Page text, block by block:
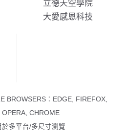
立德天空學院
大愛感恩科技
BROWSERS：EDGE, FIREFOX,
OPERA, CHROME
多平台/多尺寸瀏覽